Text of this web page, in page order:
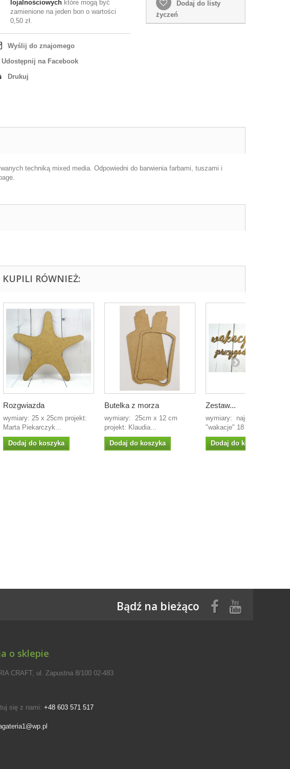
lojalnościowych które mogą być
zamienione na jeden bon o wartości
0,50 zł.
Wyślij do znajomego
Udostępnij na Facebook
Drukuj
Dodaj do listy
życzeń
techniką mixed media. Odpowiedni do barwienia farbami, tuszami i
RÓWNIEŻ:
Rozgwiazda
wymiary: 25 x 25cm projekt:
Marta Piekarczyk...
Dodaj do koszyka
Butelka z morza
wymiary: 25cm x 12 cm
projekt: Klaudia...
Dodaj do koszyka
Zestaw...
wymiary: najdłuższy wyraz
"wakacje" 18 cm...
Dodaj do koszyka
Bądź na bieżąco
o sklepie
CRAFT, ul. Zapustna 8/100 02-483
się z nami: +48 603 571 517